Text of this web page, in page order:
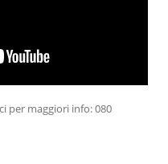
per maggiori info: 080